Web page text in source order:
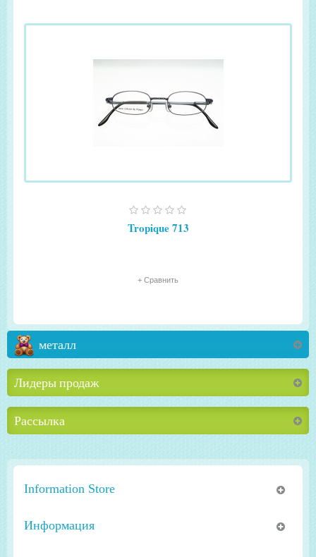
Tropique 713
+ Сравнить
металл
Лидеры продаж
Рассылка
Information Store
Информация